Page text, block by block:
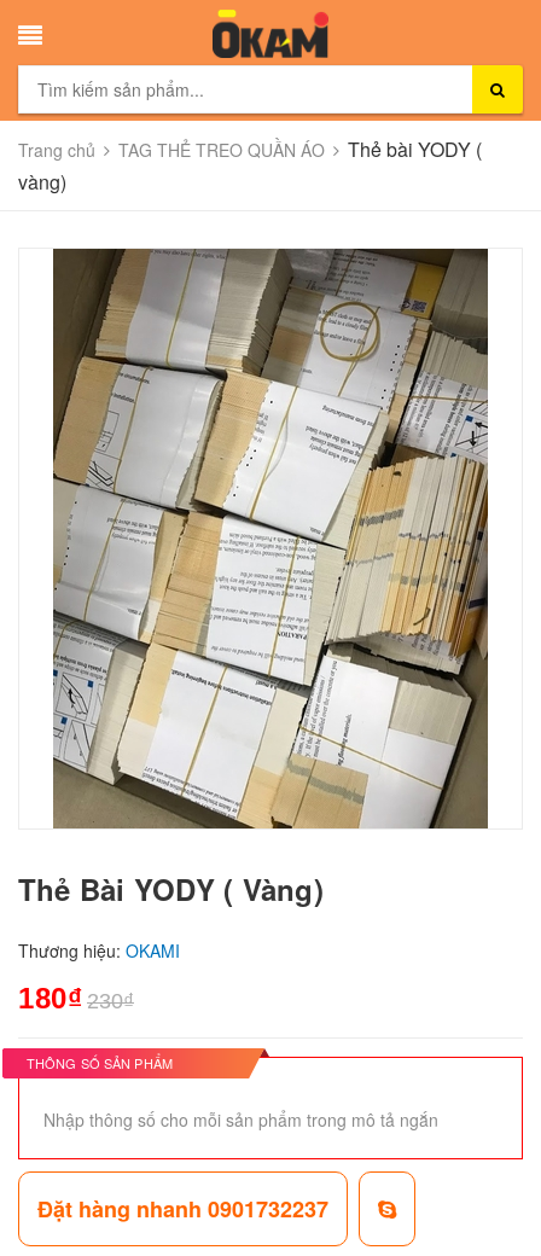
Trang chủ TAG THẺ TREO QUẦN ÁO
Thẻ bài YODY (
vàng)
Thẻ Bài YODY ( Vàng)
Thương hiệu: OKAMI
180₫ 230₫
THÔNG SỐ SẢN PHẨM
Nhập thông số cho mỗi sản phẩm trong mô tả ngắn
Đặt hàng nhanh 0901732237